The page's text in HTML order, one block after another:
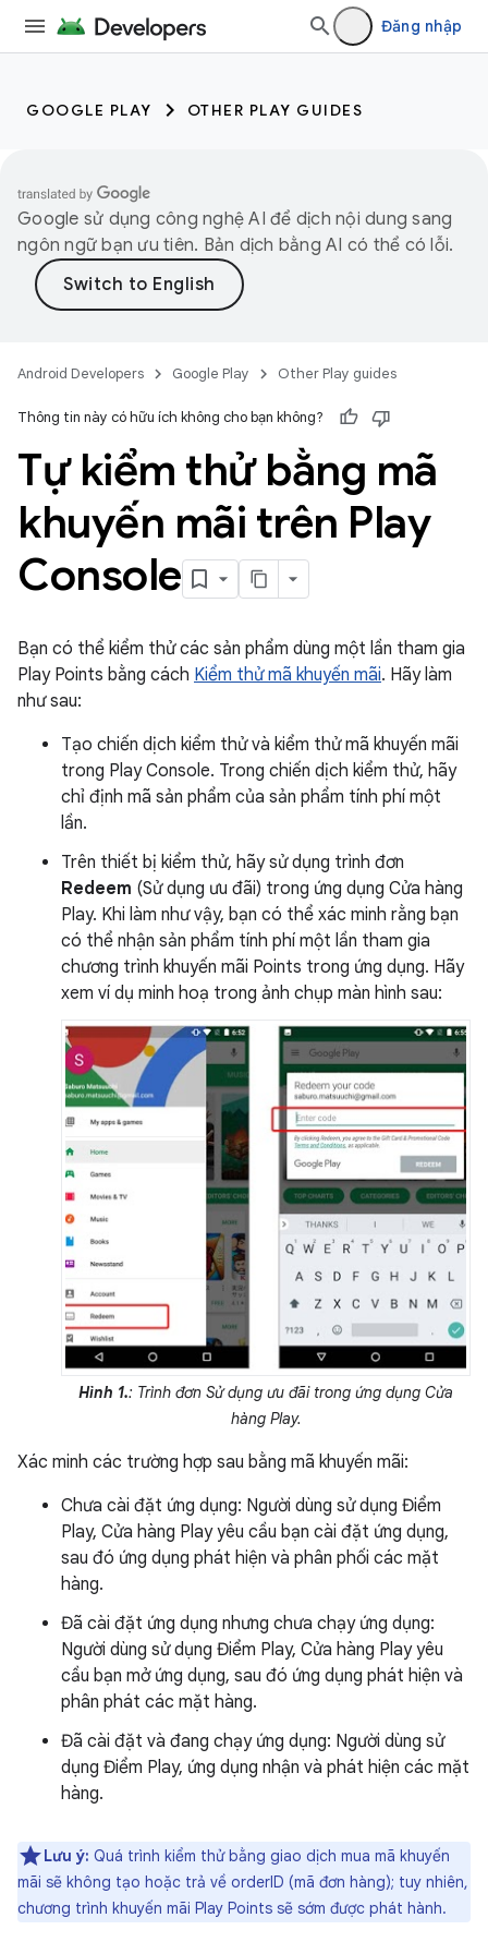
Đăng nhập
GOOGLE PLAY OTHER PLAY GUIDES
Google sử dụng công nghệ AI để dịch nội dung sang
ngôn ngữ bạn ưu tiên. Bản dịch bằng AI có thể có lỗi.
Android Developers Google Play Other Play guides
Thông tin này có hữu ích không cho bạn không?
Tự kiểm thử bằng mã
khuyến mãi trên Play
Console
Bạn có thể kiểm thử các sản phẩm dùng một lần tham gia
Play Points bằng cách Kiểm thử mã khuyến mãi. Hãy làm
như sau:
Tạo chiến dịch kiểm thử và kiểm thử mã khuyến mãi
trong Play Console. Trong chiến dịch kiểm thử, hãy
chỉ định mã sản phẩm của sản phẩm tính phí một
lần.
Trên thiết bị kiểm thử, hãy sử dụng trình đơn
Redeem (Sử dụng ưu đãi) trong ứng dụng Cửa hàng
Play. Khi làm như vậy, bạn có thể xác minh rằng bạn
có thể nhận sản phẩm tính phí một lần tham gia
chương trình khuyến mãi Points trong ứng dụng. Hãy
xem ví dụ minh hoạ trong ảnh chụp màn hình sau:
Hình 1.: Trình đơn Sử dụng ưu đãi trong ứng dụng Cửa
hàng Play.
Xác minh các trường hợp sau bằng mã khuyến mãi:
Chưa cài đặt ứng dụng: Người dùng sử dụng Điểm
Play, Cửa hàng Play yêu cầu bạn cài đặt ứng dụng,
sau đó ứng dụng phát hiện và phân phối các mặt
hàng.
Đã cài đặt ứng dụng nhưng chưa chạy ứng dụng:
Người dùng sử dụng Điểm Play, Cửa hàng Play yêu
cầu bạn mở ứng dụng, sau đó ứng dụng phát hiện và
phân phát các mặt hàng.
Đã cài đặt và đang chạy ứng dụng: Người dùng sử
dụng Điểm Play, ứng dụng nhận và phát hiện các mặt
hàng.
Lưu ý: Quá trình kiểm thử bằng giao dịch mua mã khuyến
mãi sẽ không tạo hoặc trả về orderID (mã đơn hàng); tuy nhiên,
chương trình khuyến mãi Play Points sẽ sớm được phát hành.